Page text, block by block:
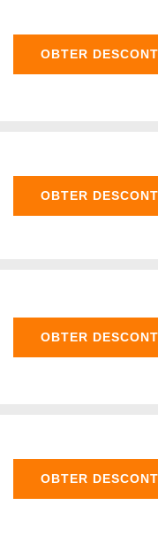
OBTER
OBTER
OBTER
OBTER